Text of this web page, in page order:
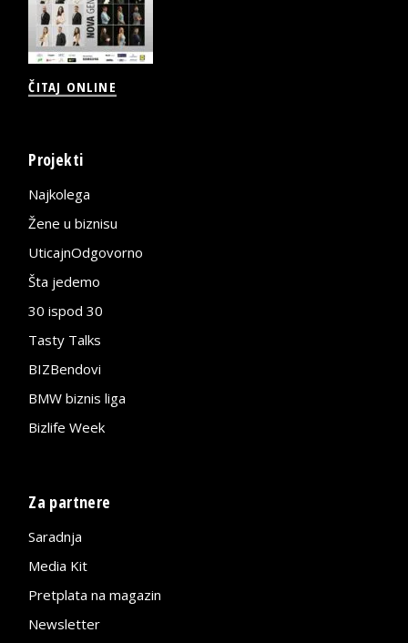
ČITAJ ONLINE
Projekti
Najkolega
Žene u biznisu
UticajnOdgovorno
Šta jedemo
30 ispod 30
Tasty Talks
BIZBendovi
BMW biznis liga
Bizlife Week
Za partnere
Saradnja
Media Kit
Pretplata na magazin
Newsletter